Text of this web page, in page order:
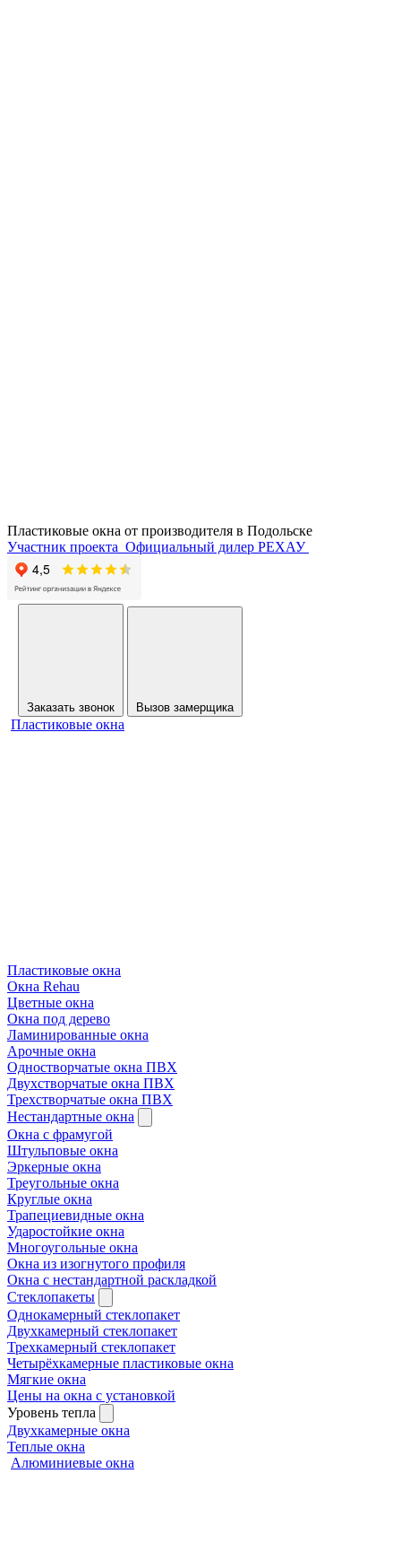
Пластиковые окна от производителя в Подольске
Участник проекта Официальный дилер РЕХАУ
Заказать звонок Вызов замерщика
Пластиковые окна
Пластиковые окна
Окна Rehau
Цветные окна
Окна под дерево
Ламинированные окна
Арочные окна
Одностворчатые окна ПВХ
Двухстворчатые окна ПВХ
Трехстворчатые окна ПВХ
Нестандартные окна
Окна с фрамугой
Штульповые окна
Эркерные окна
Треугольные окна
Круглые окна
Трапециевидные окна
Ударостойкие окна
Многоугольные окна
Окна из изогнутого профиля
Окна с нестандартной раскладкой
Стеклопакеты
Однокамерный стеклопакет
Двухкамерный стеклопакет
Трехкамерный стеклопакет
Четырёхкамерные пластиковые окна
Мягкие окна
Цены на окна с установкой
Уровень тепла
Двухкамерные окна
Теплые окна
Алюминиевые окна